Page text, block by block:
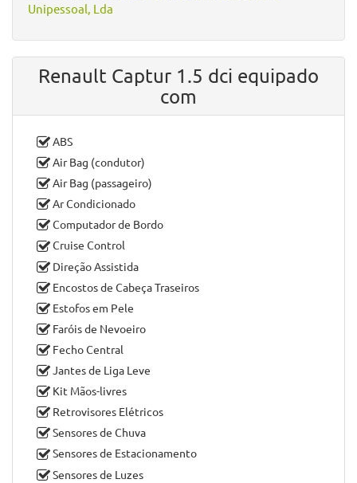
Unipessoal, Lda
Renault Captur 1.5 dci equipado
com
ABS
Air Bag (condutor)
Air Bag (passageiro)
Ar Condicionado
Computador de Bordo
Cruise Control
Direção Assistida
Encostos de Cabeça Traseiros
Estofos em Pele
Faróis de Nevoeiro
Fecho Central
Jantes de Liga Leve
Kit Mãos-livres
Retrovisores Elétricos
Sensores de Chuva
Sensores de Estacionamento
Sensores de Luzes